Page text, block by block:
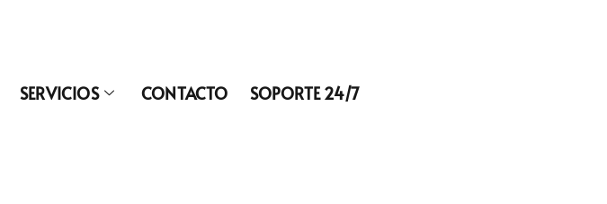
SERVICIOS CONTACTO SOPORTE 24/7